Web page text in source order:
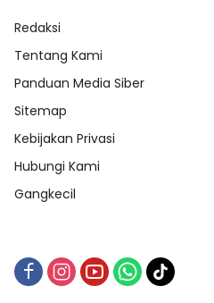
Redaksi
Tentang Kami
Panduan Media Siber
Sitemap
Kebijakan Privasi
Hubungi Kami
Gangkecil